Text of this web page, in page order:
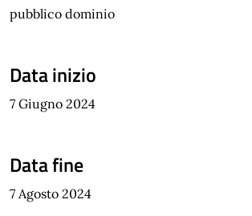
pubblico dominio
Data inizio
7 Giugno 2024
Data fine
7 Agosto 2024